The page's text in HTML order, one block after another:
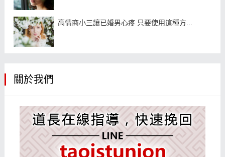
高情商小三讓已婚男心疼 只要使用這種方...
關於我們